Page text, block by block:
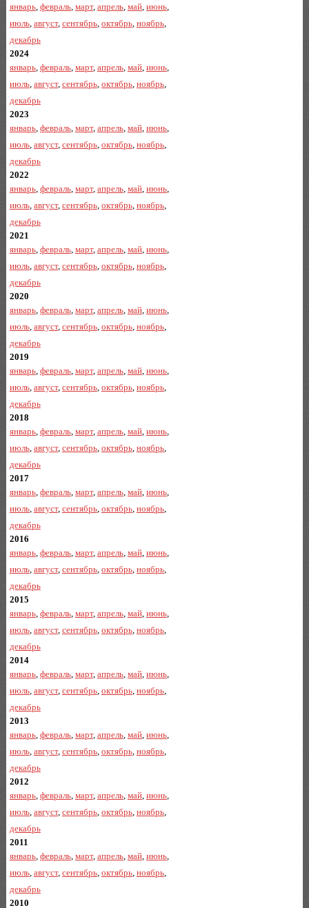
январь, февраль, март, апрель, май, июнь,
июль, август, сентябрь, октябрь, ноябрь,
декабрь
2024
январь, февраль, март, апрель, май, июнь,
июль, август, сентябрь, октябрь, ноябрь,
декабрь
2023
январь, февраль, март, апрель, май, июнь,
июль, август, сентябрь, октябрь, ноябрь,
декабрь
2022
январь, февраль, март, апрель, май, июнь,
июль, август, сентябрь, октябрь, ноябрь,
декабрь
2021
январь, февраль, март, апрель, май, июнь,
июль, август, сентябрь, октябрь, ноябрь,
декабрь
2020
январь, февраль, март, апрель, май, июнь,
июль, август, сентябрь, октябрь, ноябрь,
декабрь
2019
январь, февраль, март, апрель, май, июнь,
июль, август, сентябрь, октябрь, ноябрь,
декабрь
2018
январь, февраль, март, апрель, май, июнь,
июль, август, сентябрь, октябрь, ноябрь,
декабрь
2017
январь, февраль, март, апрель, май, июнь,
июль, август, сентябрь, октябрь, ноябрь,
декабрь
2016
январь, февраль, март, апрель, май, июнь,
июль, август, сентябрь, октябрь, ноябрь,
декабрь
2015
январь, февраль, март, апрель, май, июнь,
июль, август, сентябрь, октябрь, ноябрь,
декабрь
2014
январь, февраль, март, апрель, май, июнь,
июль, август, сентябрь, октябрь, ноябрь,
декабрь
2013
январь, февраль, март, апрель, май, июнь,
июль, август, сентябрь, октябрь, ноябрь,
декабрь
2012
январь, февраль, март, апрель, май, июнь,
июль, август, сентябрь, октябрь, ноябрь,
декабрь
2011
январь, февраль, март, апрель, май, июнь,
июль, август, сентябрь, октябрь, ноябрь,
декабрь
2010